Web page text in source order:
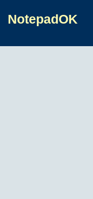
NotepadOK